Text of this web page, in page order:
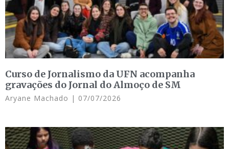
Curso de Jornalismo da UFN acompanha
gravações do Jornal do Almoço de SM
Aryane Machado 07/07/2026